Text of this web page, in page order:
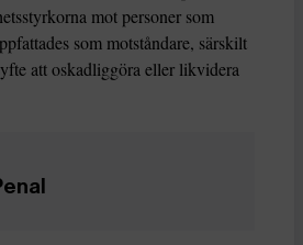
mot personer som
som motståndare, särskilt
att oskadliggöra eller likvidera